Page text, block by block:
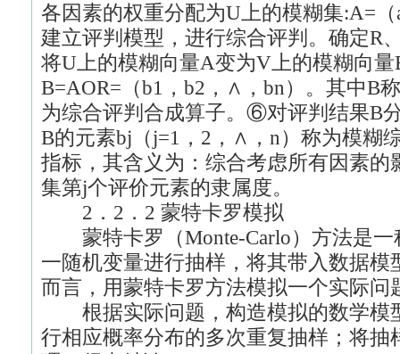
各因素的权重分配为U上的模糊集:A=
建立评判模型，进行综合评判。确定R
将U上的模糊向量A变为V上的模糊向
B=AOR=（b1，b2，∧，bn）。其中B
为综合评判合成算子。⑥对评判结果B
B的元素bj（j=1，2，∧，n）称为模糊
指标，其含义为：综合考虑所有因素的
集第j个评价元素的隶属度。
2．2．2 蒙特卡罗模拟
蒙特卡罗（Monte-Carlo）方法是一
一随机变量进行抽样，将其带入数据模
而言，用蒙特卡罗方法模拟一个实际问
根据实际问题，构造模拟的数学模
行相应概率分布的多次重复抽样；将抽